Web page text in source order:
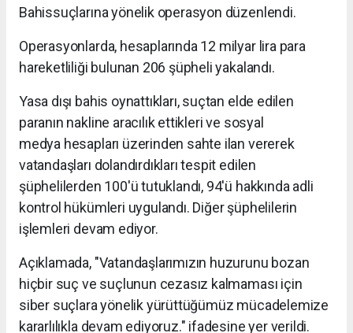
Bahissuçlarına yönelik operasyon düzenlendi.
Operasyonlarda, hesaplarında 12 milyar lira para
hareketliliği bulunan 206 şüpheli yakalandı.
Yasa dışı bahis oynattıkları, suçtan elde edilen
paranın nakline aracılık ettikleri ve sosyal
medya hesapları üzerinden sahte ilan vererek
vatandaşları dolandırdıkları tespit edilen
şüphelilerden 100'ü tutuklandı, 94'ü hakkında adli
kontrol hükümleri uygulandı. Diğer şüphelilerin
işlemleri devam ediyor.
Açıklamada, "Vatandaşlarımızın huzurunu bozan
hiçbir suç ve suçlunun cezasız kalmaması için
siber suçlara yönelik yürüttüğümüz mücadelemize
kararlılıkla devam ediyoruz." ifadesine yer verildi.